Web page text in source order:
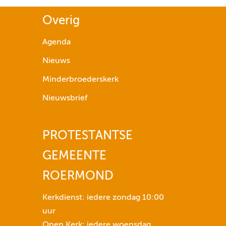
p
l
t
s
n
o
h
e
Overig
Agenda
Nieuws
Minderbroederskerk
Nieuwsbrief
PROTESTANTSE
GEMEENTE
ROERMOND
Kerkdienst: iedere zondag 10:00
uur